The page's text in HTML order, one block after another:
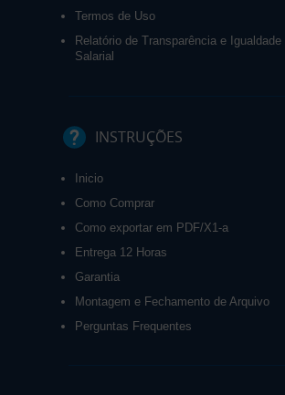
Termos de Uso
Relatório de Transparência e Igualdade
Salarial
INSTRUÇÕES
Inicio
Como Comprar
Como exportar em PDF/X1-a
Entrega 12 Horas
Garantia
Montagem e Fechamento de Arquivo
Perguntas Frequentes